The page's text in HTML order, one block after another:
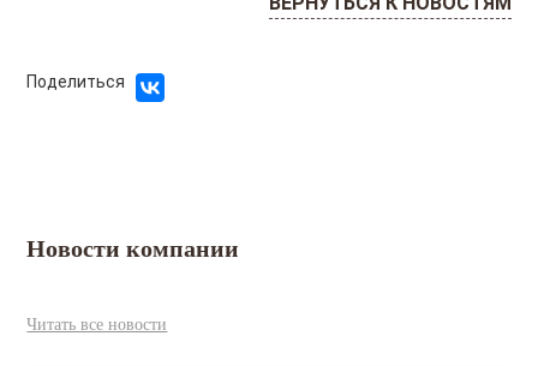
Поделиться
Новости компании
Читать все новости